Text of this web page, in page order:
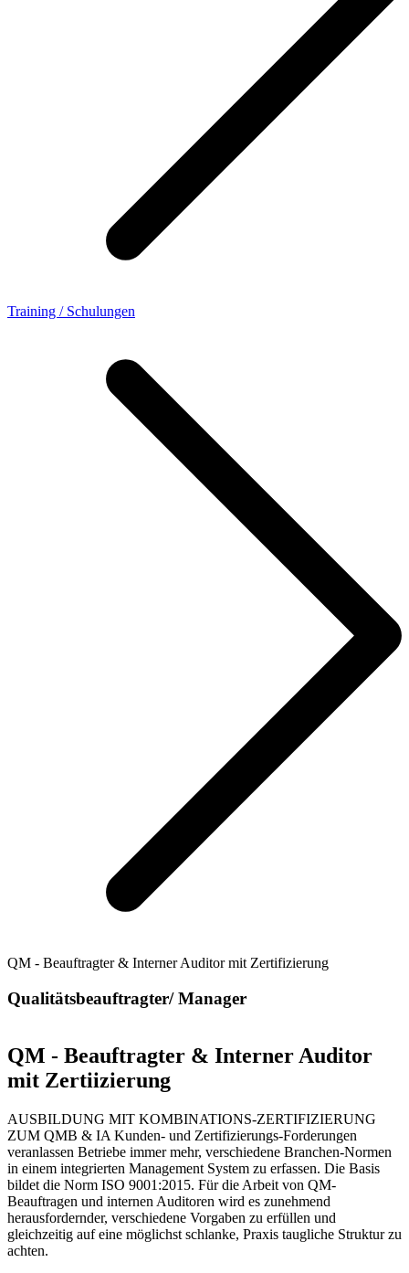
Training / Schulungen
QM - Beauftragter & Interner Auditor mit Zertifizierung
Qualitätsbeauftragter/ Manager
QM - Beauftragter & Interner Auditor
mit Zertiizierung
AUSBILDUNG MIT KOMBINATIONS-ZERTIFIZIERUNG
ZUM QMB & IA Kunden- und Zertifizierungs-Forderungen
veranlassen Betriebe immer mehr, verschiedene Branchen-Normen
in einem integrierten Management System zu erfassen. Die Basis
bildet die Norm ISO 9001:2015. Für die Arbeit von QM-
Beauftragen und internen Auditoren wird es zunehmend
herausfordernder, verschiedene Vorgaben zu erfüllen und
gleichzeitig auf eine möglichst schlanke, Praxis taugliche Struktur zu
achten.